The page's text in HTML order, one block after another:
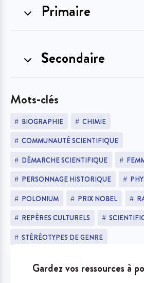
Primaire
Secondaire
Mots-clés
BIOGRAPHIE
CHIMIE
COMMUNAUTÉ SCIENTIFIQUE
DÉMARCHE SCIENTIFIQUE
PERSONNAGE HISTORIQUE
POLONIUM
PRIX NOBEL
REPÈRES CULTURELS
STÉRÉOTYPES DE GENRE
Gardez vos ressources à